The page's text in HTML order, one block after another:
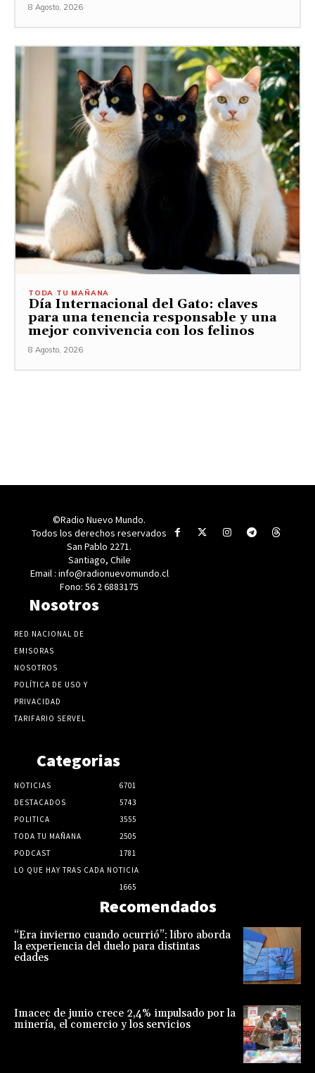
8 Agosto, 2026
TODA TU MAÑANA
Día Internacional del Gato: claves
para una tenencia responsable y una
mejor convivencia con los felinos
8 Agosto, 2026
©Radio Nuevo Mundo.
Todos los derechos reservados
San Pablo 2271.
Santiago, Chile
Email : info@radionuevomundo.cl
Fono: 56 2 6883175
Nosotros
RED NACIONAL DE
EMISORAS
NOSOTROS
POLÍTICA DE USO Y
PRIVACIDAD
TARIFARIO SERVEL
Categorias
NOTICIAS
6701
DESTACADOS
5743
POLITICA
3555
TODA TU MAÑANA
2505
PODCAST
1781
LO QUE HAY TRAS CADA NOTICIA
1665
Recomendados
“Era invierno cuando ocurrió”: libro aborda
la experiencia del duelo para distintas
edades
Imacec de junio crece 2,4% impulsado por la
minería, el comercio y los servicios